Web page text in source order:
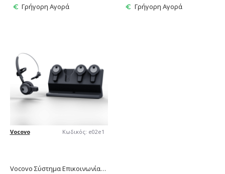
Γρήγορη Αγορά Γρήγορη Αγορά
Vocovo Κωδικός: e02e1
Vocovo Σύστημα Επικοινωνίας 4 Χρηστών Full Duplex